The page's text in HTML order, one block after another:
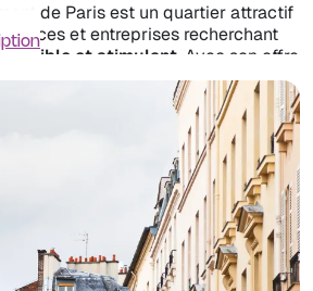
de Paris est un quartier attractif
et entreprises recherchant
flexible et stimulant . Avec son offre
coworkinget
11 offre un environnement propice à
un
, un coworking
flex-office adaptable, le 11ème
de nombreuses solutions pour
professionnelle.
incontournables pour louer un
coworkingou unflex-officeà Paris 11